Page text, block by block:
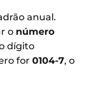
anual.
o número
dígito
for 0104-7, o